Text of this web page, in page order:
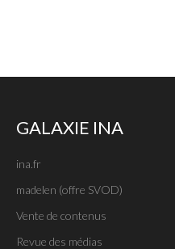
GALAXIE INA
ina.fr
madelen (offre SVOD)
Vente de contenus
Revue des médias